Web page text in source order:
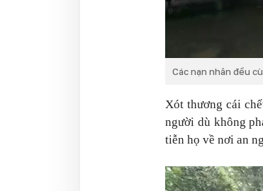
Các nạn nhân đều
Xót thương cái
người dù không
tiễn họ về nơi an